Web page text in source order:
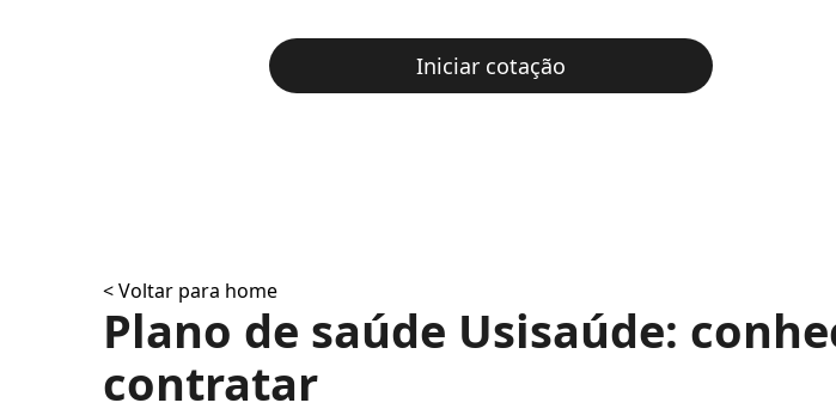
Iniciar cotação
< Voltar para home
Plano de saúde Usisaúde:
contratar